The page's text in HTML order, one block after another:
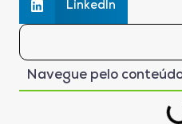
LinkedIn
Navegue pelo